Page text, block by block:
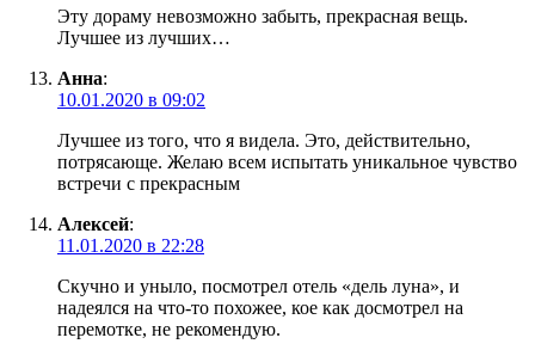
Эту дораму невозможно забыть, прекрасная вещь.
Лучшее из лучших…
Анна:
10.01.2020 в 09:02
Лучшее из того, что я видела. Это, действительно,
потрясающе. Желаю всем испытать уникальное чувство
встречи с прекрасным
Алексей:
11.01.2020 в 22:28
Скучно и уныло, посмотрел отель «дель луна», и
надеялся на что-то похожее, кое как досмотрел на
перемотке, не рекомендую.